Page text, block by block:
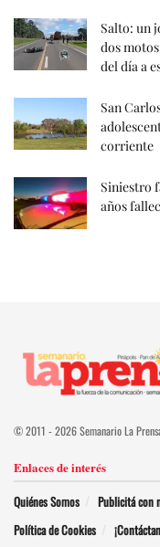
Salto: un
dos
del día a
San
corriente
Siniestro
años
© 2011 - 2026 Semanario La
Enlaces de interés
Quiénes Somos Publicitá con
Política de Cookies